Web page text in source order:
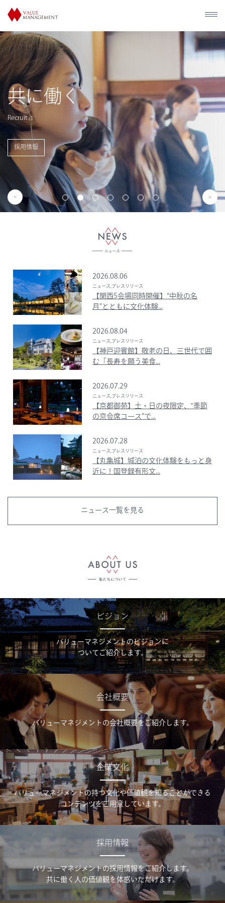
歴史的建造物の
利活用
Utilization of Historical Facilities
事業概要を見る
2026.08.06
ニュース,プレスリリース
【関西5会場同時開催】“中秋の名
月”とともに文化体験...
2026.08.04
ニュース,プレスリリース
【神戸迎賓館】敬老の日、三世代で囲
む「長寿を願う美食...
2026.07.29
ニュース,プレスリリース
【京都御苑】土・日の夜限定、‟季節
の京会席コース”で...
2026.07.28
ニュース,プレスリリース
【丸亀城】城泊の文化体験をもっと身
近に！国登録有形文...
ニュース一覧を見る
ビジョン
バリューマネジメントのビジョンに
ついてご紹介します。
会社概要
バリューマネジメントの会社概要をご紹介します。
企業文化
バリューマネジメントの持つ文化や価値観を知ることができる
コンテンツをご用意しています。
採用情報
バリューマネジメントの採用情報をご紹介します。
共に働く人の価値観を体感いただけます。